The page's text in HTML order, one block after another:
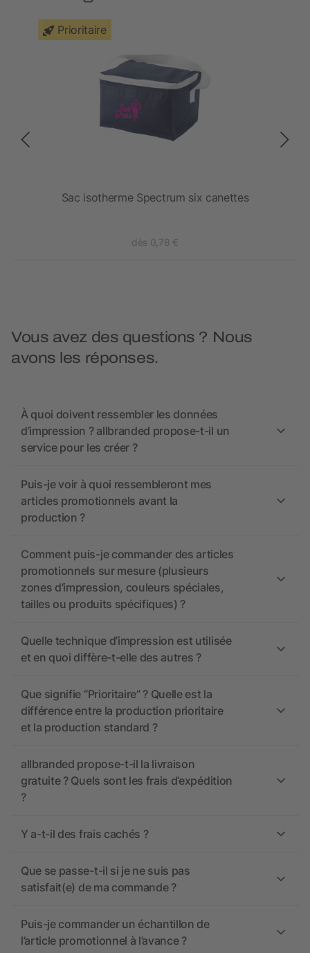
Prioritaire
Sac isotherme Spectrum six canettes
dès 0,78 €
Vous avez des questions ? Nous
avons les réponses.
À quoi doivent ressembler les données
d’impression ? allbranded propose-t-il un
service pour les créer ?
Puis-je voir à quoi ressembleront mes
articles promotionnels avant la
production ?
Comment puis-je commander des articles
promotionnels sur mesure (plusieurs
zones d’impression, couleurs spéciales,
tailles ou produits spécifiques) ?
Quelle technique d’impression est utilisée
et en quoi diffère-t-elle des autres ?
Que signifie “Prioritaire” ? Quelle est la
différence entre la production prioritaire
et la production standard ?
allbranded propose-t-il la livraison
gratuite ? Quels sont les frais d’expédition
?
Y a-t-il des frais cachés ?
Que se passe-t-il si je ne suis pas
satisfait(e) de ma commande ?
Puis-je commander un échantillon de
l’article promotionnel à l’avance ?